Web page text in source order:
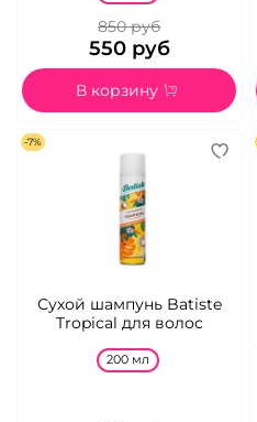
850 руб
550 руб
В корзину
-7%
Сухой шампунь Batiste
Tropical для волос
200 мл